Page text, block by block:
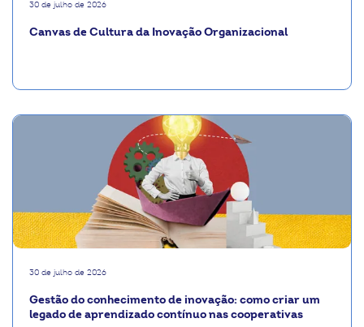
30 de julho de 2026
Canvas de Cultura da Inovação Organizacional
30 de julho de 2026
Gestão do conhecimento de inovação: como criar um
legado de aprendizado contínuo nas cooperativas